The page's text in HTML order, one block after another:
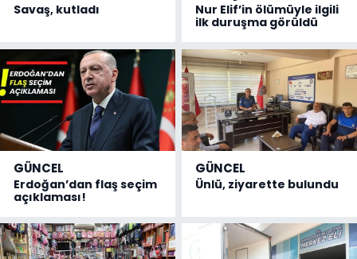
Savaş, kutladı
Nur Elif’in ölümüyle ilgili
ilk duruşma görüldü
GÜNCEL
Erdoğan’dan flaş seçim
açıklaması!
GÜNCEL
Ünlü, ziyarette bulundu